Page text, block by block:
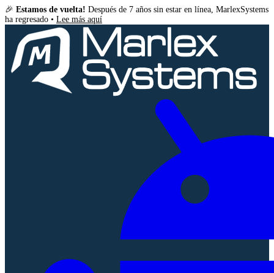
🎉 Estamos de vuelta! Después de 7 años sin estar en línea, MarlexSystems
ha regresado • Lee más aquí